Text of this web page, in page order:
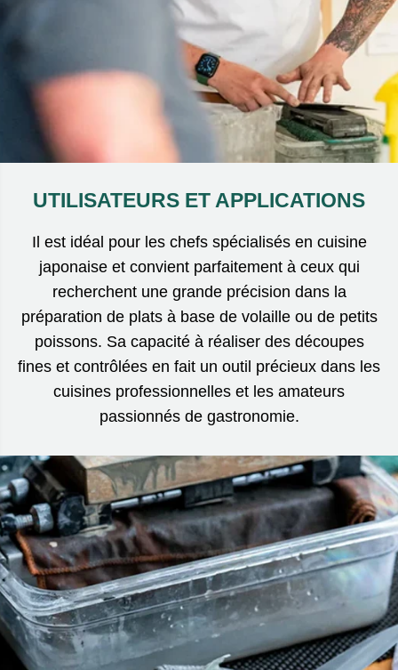
UTILISATEURS ET APPLICATIONS
Il est idéal pour les chefs spécialisés en cuisine
japonaise et convient parfaitement à ceux qui
recherchent une grande précision dans la
préparation de plats à base de volaille ou de petits
poissons. Sa capacité à réaliser des découpes
fines et contrôlées en fait un outil précieux dans les
cuisines professionnelles et les amateurs
passionnés de gastronomie.